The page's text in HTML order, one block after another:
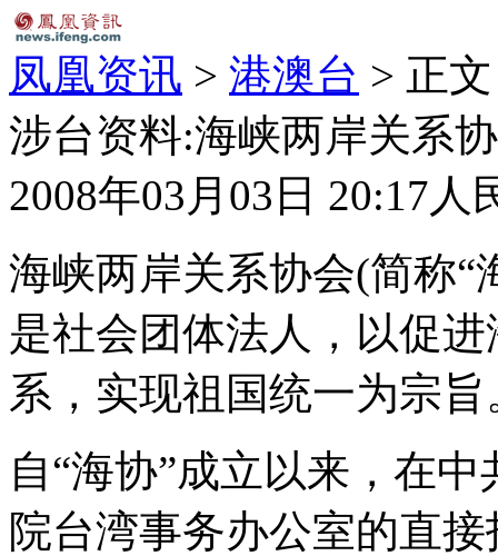
凤凰资讯 > 港澳台 > 正文
涉台资料:海峡两岸关系
2008年03月03日 20:17人
海峡两岸关系协会(简称“
是社会团体法人，以促
系，实现祖国统一为宗旨
自“海协”成立以来，在
院台湾事务办公室的直